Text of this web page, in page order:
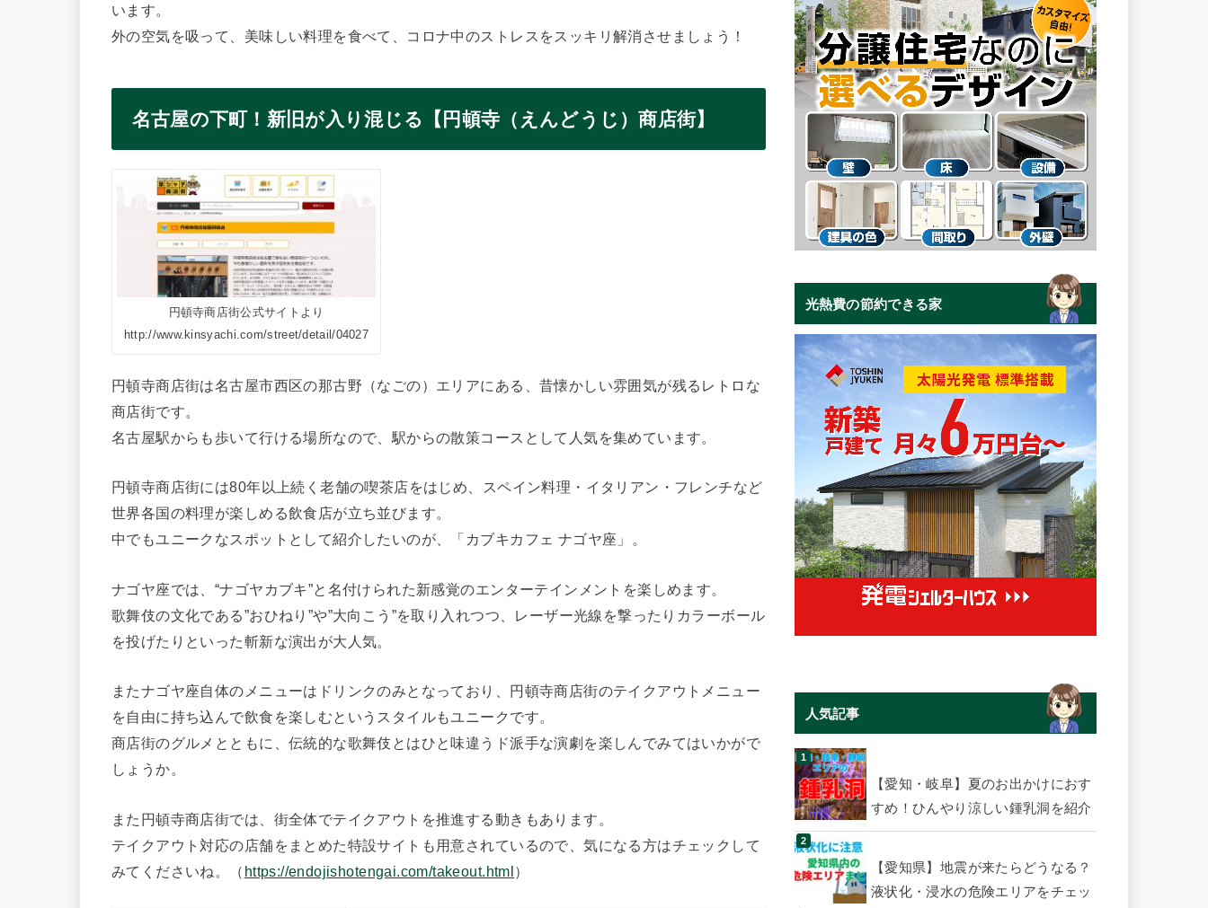
います。
外の空気を吸って、美味しい料理を食べて、コロナ中のストレスをスッキリ解消させましょう！
名古屋の下町！新旧が入り混じる【円頓寺（えんどうじ）商店街】
円頓寺商店街公式サイトより
http://www.kinsyachi.com/street/detail/04027
円頓寺商店街は名古屋市西区の那古野（なごの）エリアにある、昔懐かしい雰囲気が残るレトロな
商店街です。
名古屋駅からも歩いて行ける場所なので、駅からの散策コースとして人気を集めています。
円頓寺商店街には80年以上続く老舗の喫茶店をはじめ、スペイン料理・イタリアン・フレンチなど
世界各国の料理が楽しめる飲食店が立ち並びます。
中でもユニークなスポットとして紹介したいのが、「カブキカフェ ナゴヤ座」。
ナゴヤ座では、“ナゴヤカブキ”と名付けられた新感覚のエンターテインメントを楽しめます。
歌舞伎の文化である”おひねり”や”大向こう”を取り入れつつ、レーザー光線を撃ったりカラーボール
を投げたりといった斬新な演出が大人気。
またナゴヤ座自体のメニューはドリンクのみとなっており、円頓寺商店街のテイクアウトメニュー
を自由に持ち込んで飲食を楽しむというスタイルもユニークです。
商店街のグルメとともに、伝統的な歌舞伎とはひと味違うド派手な演劇を楽しんでみてはいかがで
しょうか。
また円頓寺商店街では、街全体でテイクアウトを推進する動きもあります。
テイクアウト対応の店舗をまとめた特設サイトも用意されているので、気になる方はチェックして
みてくださいね。（ https://endojishotengai.com/takeout.html）
光熱費の節約できる家
人気記事
【愛知・岐阜】夏のお出かけにおす
すめ！ひんやり涼しい鍾乳洞を紹介
【愛知県】地震が来たらどうなる？
液状化・浸水の危険エリアをチェッ